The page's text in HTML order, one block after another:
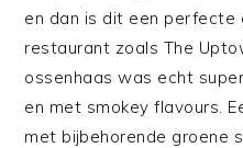
en dan is dit een perfecte
restaurant zoals The
ossenhaas was echt
en met smokey flavours.
met bijbehorende groene